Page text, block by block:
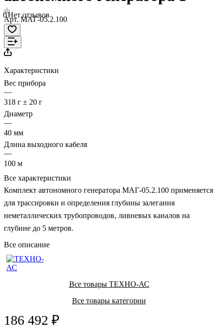
0Нет отзывов
Арт.МАГ-05.2.100
Характеристики
Вес прибора
—
318 г ± 20 г
Диаметр
—
40 мм
Длина выходного кабеля
—
100 м
Все характеристики
Комплект автономного генератора МАГ-05.2.100 применяется
для трассировки и определения глубины залегания
неметаллических трубопроводов, ливневых каналов на
глубине до 5 метров.
Все описание
Все товары ТЕХНО-АС
Все товары категории
186 492 ₽